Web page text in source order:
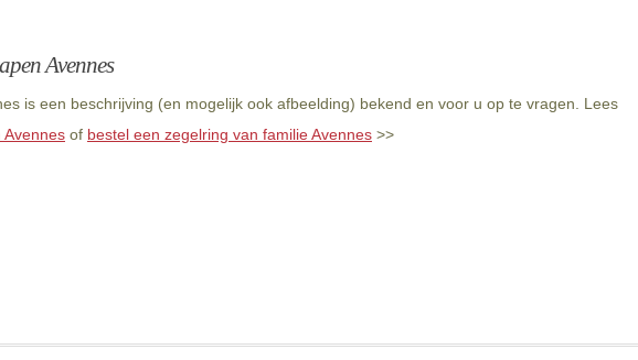
Avennes
is een beschrijving (en mogelijk ook afbeelding) bekend en voor u op te vragen. Lees
Avennes of bestel een zegelring van familie Avennes >>